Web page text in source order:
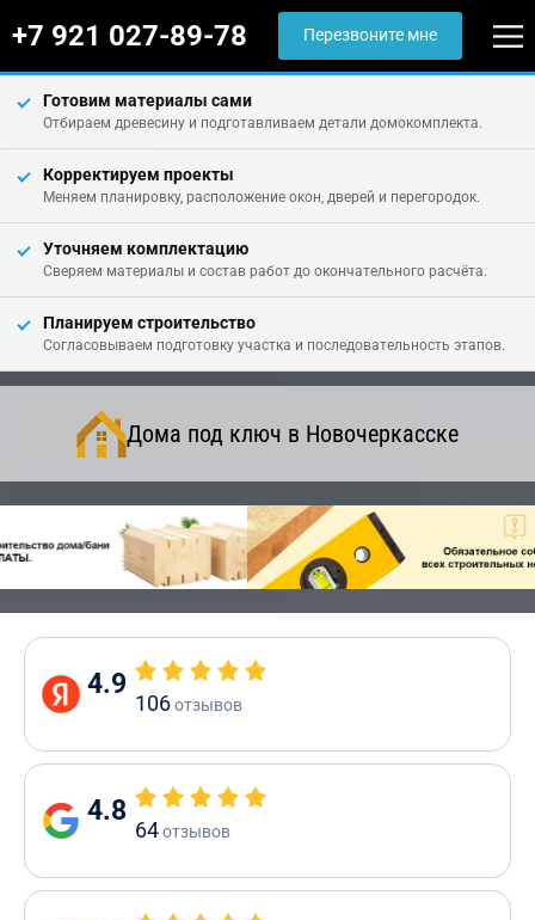
+7 921 027-89-78 Перезвоните мне
Готовим материалы сами
Отбираем древесину и подготавливаем детали домокомплекта.
Корректируем проекты
Меняем планировку, расположение окон, дверей и перегородок.
Уточняем комплектацию
Сверяем материалы и состав работ до окончательного расчёта.
Планируем строительство
Согласовываем подготовку участка и последовательность этапов.
Дома под ключ в Новочеркасске
4.9
106отзывов
4.8
64отзывов